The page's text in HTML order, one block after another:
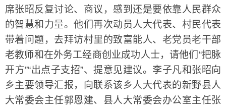
席张昭反复讨论、商议，感到还是要依靠人民群众
的智慧和力量。他们再次动员人大代表、村民代表
带着问题，去拜访村里的致富能人、老党员老干部
老教师和在外务工经商创业成功人士，请他们“把脉
开方”“出点子支招”、提意见建议。李子凡和张昭向
乡主要领导汇报，向联系该乡人大代表的新野县人
大常委会主任郭恩建、县人大常委会办公室主任张